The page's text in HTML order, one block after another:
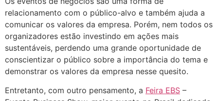
relacionamento com o público-alvo e também ajuda a
comunicar os valores da empresa. Porém, nem todos os
organizadores estão investindo em ações mais
sustentáveis, perdendo uma grande oportunidade de
conscientizar o público sobre a importância do tema e
demonstrar os valores da empresa nesse quesito.
Entretanto, com outro pensamento, a Feira EBS –